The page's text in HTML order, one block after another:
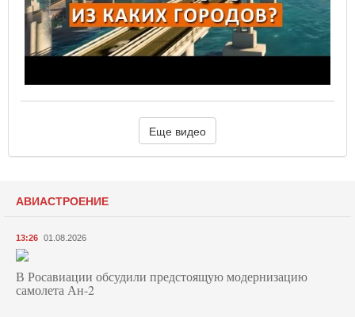
Еще видео
АВИАСТРОЕНИЕ
13:26 01.08.2026
В Росавиации обсудили предстоящую модернизацию
самолета Ан-2